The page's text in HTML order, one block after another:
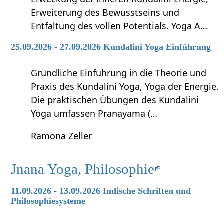
Erweiterung des Bewusstseins und
Entfaltung des vollen Potentials. Yoga A…
25.09.2026 - 27.09.2026 Kundalini Yoga Einführung
Gründliche Einführung in die Theorie und
Praxis des Kundalini Yoga, Yoga der Energie.
Die praktischen Übungen des Kundalini
Yoga umfassen Pranayama (…
Ramona Zeller
Jnana Yoga, Philosophie
11.09.2026 - 13.09.2026 Indische Schriften und
Philosophiesysteme